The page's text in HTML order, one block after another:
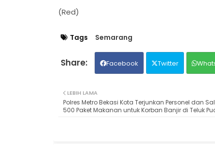
(Red)
Tags Semarang
Facebook Twitter
LEBIH LAMA
Polres Metro Bekasi Kota Terjunkan Personel dan
500 Paket Makanan untuk Korban Banjir di Teluk